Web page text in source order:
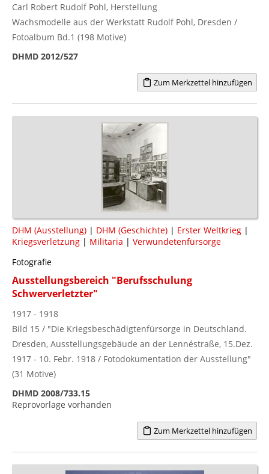
Carl Robert Rudolf Pohl, Herstellung
Wachsmodelle aus der Werkstatt Rudolf Pohl, Dresden /
Fotoalbum Bd.1 (198 Motive)
DHMD 2012/527
Zum Merkzettel hinzufügen
DHM (Ausstellung) | DHM (Geschichte) | Erster Weltkrieg |
Kriegsverletzung | Militaria | Verwundetenfürsorge
Fotografie
Ausstellungsbereich "Berufsschulung
Schwerverletzter"
1917 - 1918
Bild 15 / "Die Kriegsbeschädigtenfürsorge in Deutschland.
Dresden, Ausstellungsgebäude an der Lennéstraße, 15.Dez.
1917 - 10. Febr. 1918 / Fotodokumentation der Ausstellung"
(31 Motive)
DHMD 2008/733.15
Reprovorlage vorhanden
Zum Merkzettel hinzufügen